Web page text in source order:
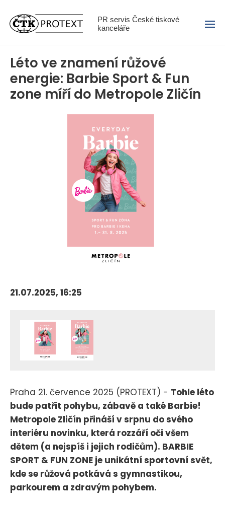
PR servis České tiskové
kanceláře
Menu
Léto ve znamení růžové
energie: Barbie Sport & Fun
zone míří do Metropole Zličín
21.07.2025, 16:25
Praha 21. července 2025 (PROTEXT) - Tohle léto
bude patřit pohybu, zábavě a také Barbie!
Metropole Zličín přináší v srpnu do svého
interiéru novinku, která rozzáří oči všem
dětem (a nejspíš i jejich rodičům). BARBIE
SPORT & FUN ZONE je unikátní sportovní svět,
kde se růžová potkává s gymnastikou,
parkourem a zdravým pohybem.